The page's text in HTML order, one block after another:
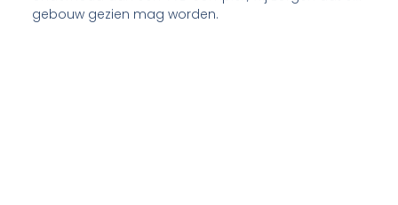
gebouw gezien mag worden.